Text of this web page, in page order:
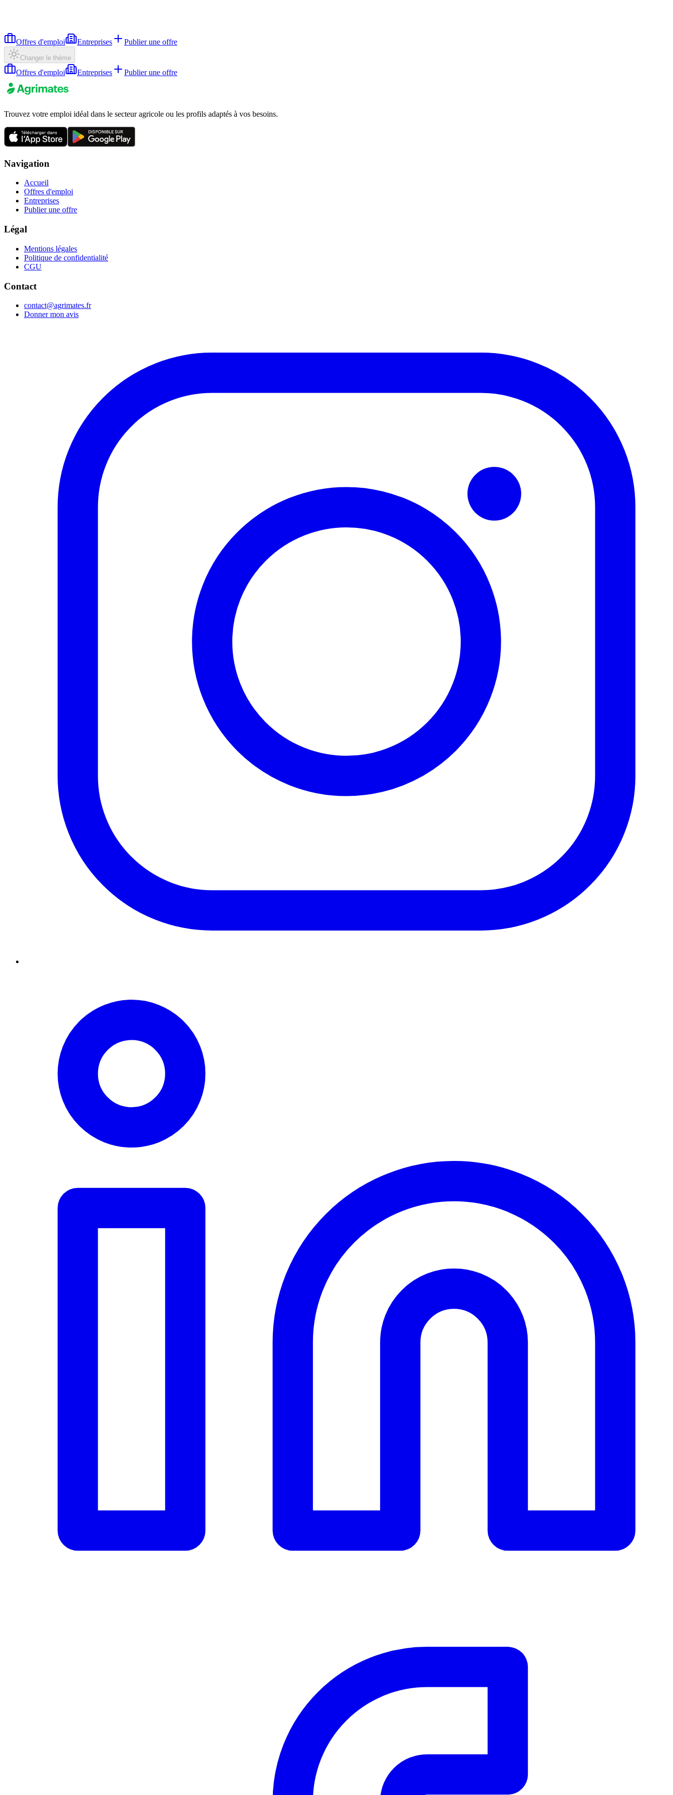
Offres d'emploi Entreprises Publier une offre
Changer le thème
Offres d'emploi Entreprises Publier une offre
Trouvez votre emploi idéal dans le secteur agricole ou les profils adaptés à vos besoins.
Navigation
Accueil
Offres d'emploi
Entreprises
Publier une offre
Légal
Mentions légales
Politique de confidentialité
CGU
Contact
contact@agrimates.fr
Donner mon avis